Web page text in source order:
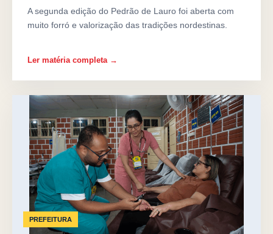
A segunda edição do Pedrão de Lauro foi aberta com
muito forró e valorização das tradições nordestinas.
Ler matéria completa →
PREFEITURA